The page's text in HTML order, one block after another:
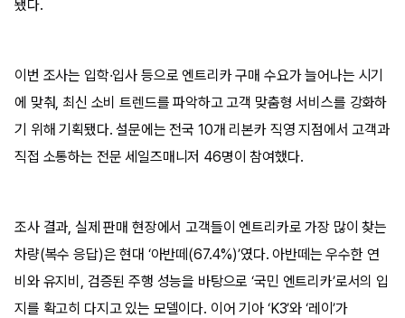
됐다.
이번 조사는 입학·입사 등으로 엔트리카 구매 수요가 늘어나는 시기
에 맞춰, 최신 소비 트렌드를 파악하고 고객 맞춤형 서비스를 강화하
기 위해 기획됐다. 설문에는 전국 10개 리본카 직영 지점에서 고객과
직접 소통하는 전문 세일즈매니저 46명이 참여했다.
조사 결과, 실제 판매 현장에서 고객들이 엔트리카로 가장 많이 찾는
차량(복수 응답)은 현대 ‘아반떼(67.4%)’였다. 아반떼는 우수한 연
비와 유지비, 검증된 주행 성능을 바탕으로 ‘국민 엔트리카’로서의 입
지를 확고히 다지고 있는 모델이다. 이어 기아 ‘K3’와 ‘레이’가